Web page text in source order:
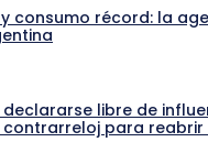
consumo récord: la
libre de
para reabrir